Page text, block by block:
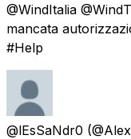
@WindItalia
mancata
#Help
@lEsSaNdr0